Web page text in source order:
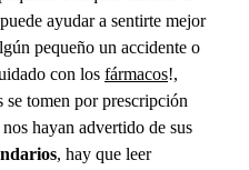
ayudar a sentirte mejor
pequeño un accidente o
con los fármacos!,
se tomen por prescripción
hayan advertido de sus
, hay que leer